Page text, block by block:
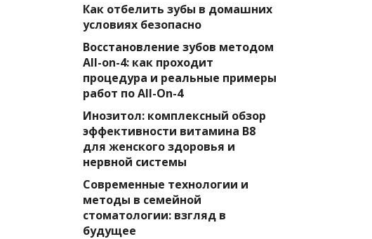
Как отбелить зубы в домашних
условиях безопасно
Восстановление зубов методом
All-on-4: как проходит
процедура и реальные примеры
работ по All-On-4
Инозитол: комплексный обзор
эффективности витамина B8
для женского здоровья и
нервной системы
Современные технологии и
методы в семейной
стоматологии: взгляд в
будущее